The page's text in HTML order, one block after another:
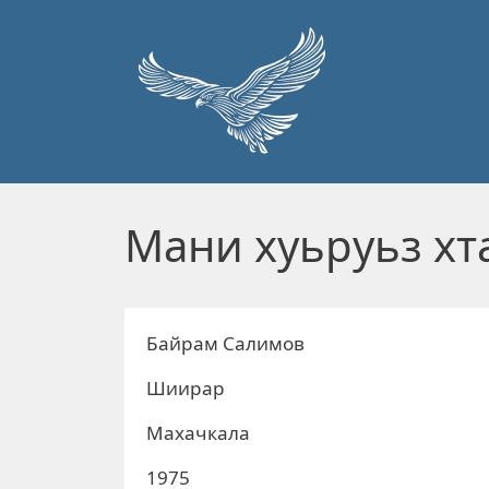
Мани хуьруьз
Байрам Салимов
Шиирар
Махачкала
1975